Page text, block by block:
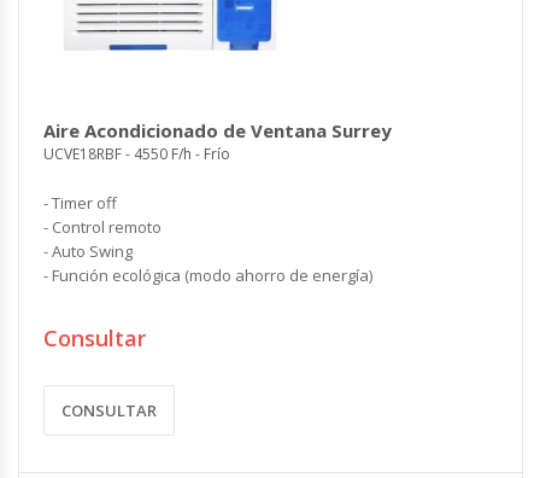
Aire Acondicionado de Ventana Surrey
UCVE18RBF - 4550 F/h - Frío
- Timer off
- Control remoto
- Auto Swing
- Función ecológica (modo ahorro de energía)
Consultar
CONSULTAR